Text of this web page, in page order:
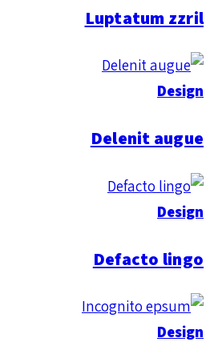
Luptatum zzril
Design
Delenit augue
Design
Defacto lingo
Design